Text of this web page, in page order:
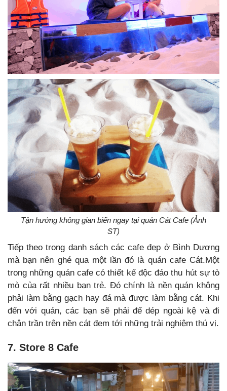
Tận hưởng không gian biển ngay tại quán Cát Cafe (Ảnh
ST)
Tiếp theo trong danh sách các cafe đẹp ở Bình Dương
mà bạn nên ghé qua một lần đó là quán cafe Cát.Một
trong những quán cafe có thiết kế độc đáo thu hút sự tò
mò của rất nhiều bạn trẻ. Đó chính là nền quán không
phải làm bằng gạch hay đá mà được làm bằng cát. Khi
đến với quán, các bạn sẽ phải để dép ngoài kệ và đi
chân trần trên nền cát đem tới những trải nghiệm thú vị.
7. Store 8 Cafe